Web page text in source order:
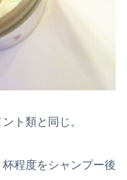
ト類と同じ。
程度をシャンプー後